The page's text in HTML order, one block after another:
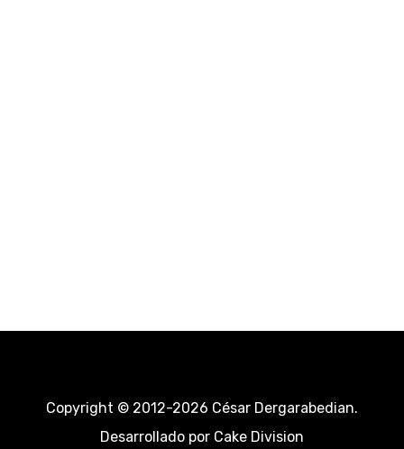
Copyright © 2012-2026 César Dergarabedian.
Desarrollado porCake Division